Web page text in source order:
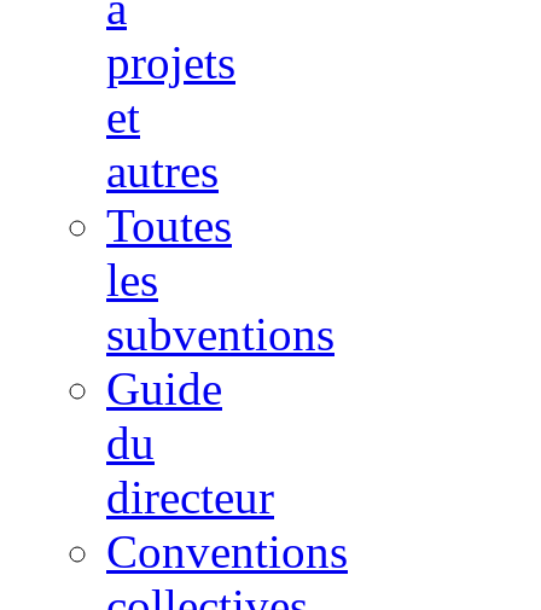
projets
et
autres
Toutes
les
subventions
Guide
du
directeur
Conventions